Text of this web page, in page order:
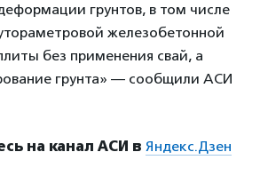
грунтов, в том числе
железобетонной
без применения свай, а
грунта» — сообщили АСИ
на канал АСИ в Яндекс.Дзен